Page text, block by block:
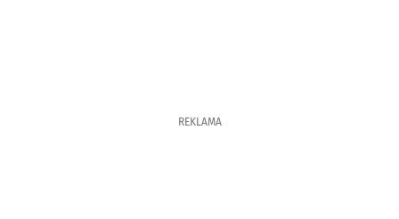
REKLAMA